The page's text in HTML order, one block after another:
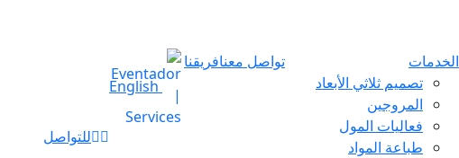
الخدمات
تصميم ثلاثي الأبعاد
المروجين
فعاليات المول
طباعة المواد
تواصل معنافريقنا
English
للتواصل